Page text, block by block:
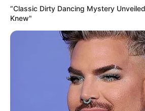
www.schloss-weesenstein.de
Dieses Ausflugsziel auf der
Auswahl von Veranstaltungen
und Umgebung:
“Classic Dirty Dancing Mystery
Knew"